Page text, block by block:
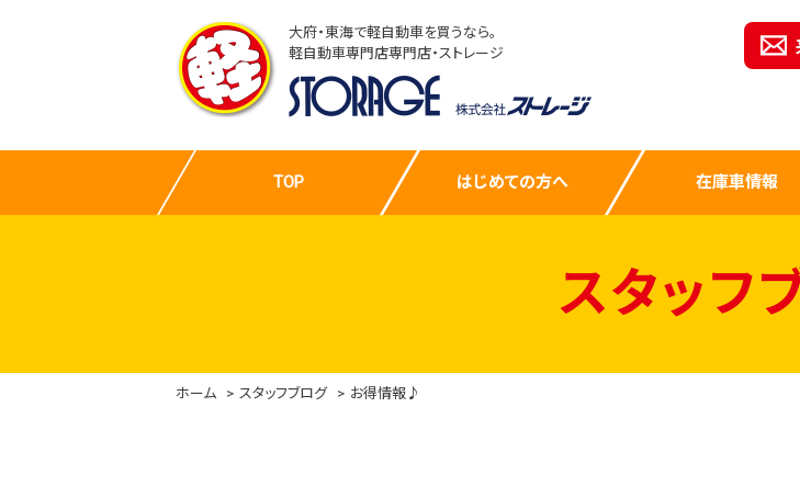
大府・東海で軽自動車を買うなら。
軽自動車専門店専門店・ストレージ
TOP はじめての方へ 在庫車情報
スタッフ
ホーム スタッフブログ お得情報♪